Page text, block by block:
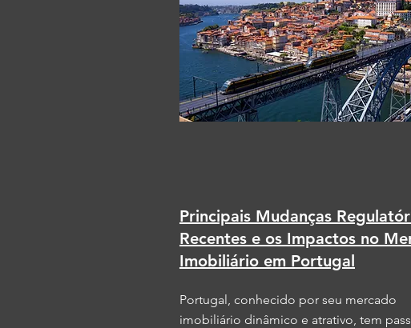
Principais Mudanças
Recentes e os Impactos no
Imobiliário em Portugal
Portugal, conhecido por seu mercado
imobiliário dinâmico e atrativo, tem